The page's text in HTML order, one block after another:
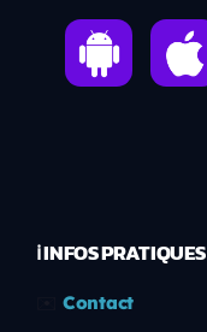
ℹ️ INFOS PRATIQUES
Contact